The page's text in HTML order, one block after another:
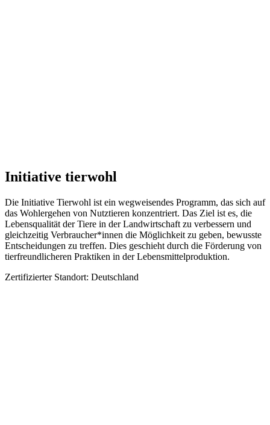
Initiative tierwohl
Die Initiative Tierwohl ist ein wegweisendes Programm, das sich auf
das Wohlergehen von Nutztieren konzentriert. Das Ziel ist es, die
Lebensqualität der Tiere in der Landwirtschaft zu verbessern und
gleichzeitig Verbraucher*innen die Möglichkeit zu geben, bewusste
Entscheidungen zu treffen. Dies geschieht durch die Förderung von
tierfreundlicheren Praktiken in der Lebensmittelproduktion.
Zertifizierter Standort: Deutschland